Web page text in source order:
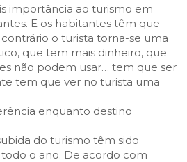
importância ao turismo em
E os habitantes têm que
o turista torna-se uma
que tem mais dinheiro, que
não podem usar… tem que ser
tem que ver no turista uma
enquanto destino
do turismo têm sido
o ano. De acordo com